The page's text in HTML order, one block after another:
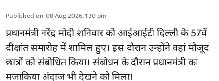
Published on:08 Aug 2026, 1:30 pm
प्रधानमंत्री नरेंद्र मोदी शनिवार को आईआईटीदिल्लीके 57वें
दीक्षांत समारोह में शामिल हुए। इस दौरान उन्होंने वहां मौजूद
छात्रों को संबोधित किया। संबोधन के दौरान प्रधानमंत्री का
मजाकिया अंदाज भी देखने को मिला।